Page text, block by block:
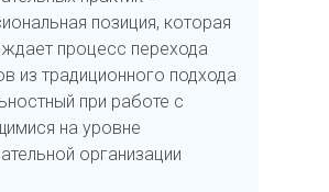
позиция, которая
процесс перехода
из традиционного подхода
при работе с
на уровне
организации